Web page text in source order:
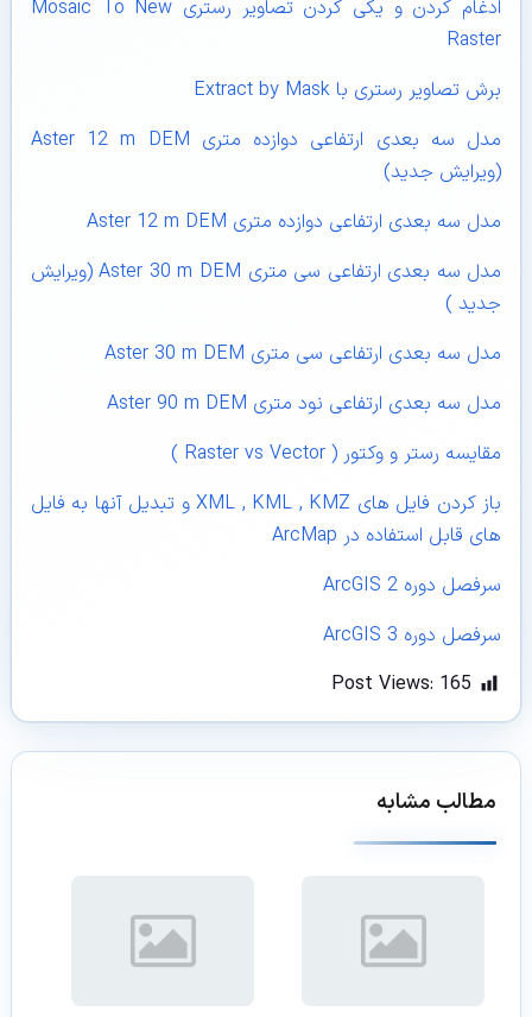
ادغام کردن و یکی کردن تصاویر رستری Mosaic To New
Raster
برش تصاویر رستری با Extract by Mask
مدل سه بعدی ارتفاعی دوازده متری Aster 12 m DEM
(ویرایش جدید)
مدل سه بعدی ارتفاعی دوازده متری Aster 12 m DEM
مدل سه بعدی ارتفاعی سی متری Aster 30 m DEM (ویرایش
جدید )
مدل سه بعدی ارتفاعی سی متری Aster 30 m DEM
مدل سه بعدی ارتفاعی نود متری Aster 90 m DEM
مقایسه رستر و وکتور ( Raster vs Vector )
باز کردن فایل های XML , KML , KMZ و تبدیل آنها به فایل
های قابل استفاده در ArcMap
سرفصل دوره ArcGIS 2
سرفصل دوره ArcGIS 3
Post Views: 165
مطالب مشابه